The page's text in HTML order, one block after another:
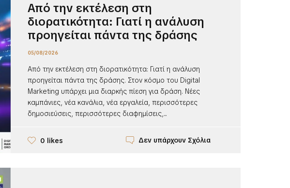
Από την εκτέλεση στη
διορατικότητα: Γιατί η ανάλυση
προηγείται πάντα της δράσης
05/08/2026
Από την εκτέλεση στη διορατικότητα: Γιατί η ανάλυση
προηγείται πάντα της δράσης. Στον κόσμο του Digital
Marketing υπάρχει μια διαρκής πίεση για δράση. Νέες
καμπάνιες, νέα κανάλια, νέα εργαλεία, περισσότερες
δημοσιεύσεις, περισσότερες διαφημίσεις,...
0 likes Δεν υπάρχουν Σχόλια